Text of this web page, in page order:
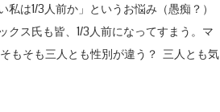
は1/3人前か」というお悩み（愚痴？）
ス氏も皆、1/3人前になってすまう。マ
もそも三人とも性別が違う？ 三人とも気